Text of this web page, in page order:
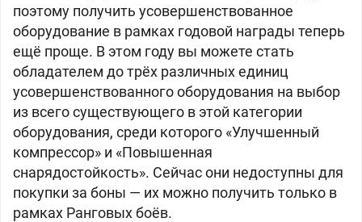
поэтому получить усовершенствованное
оборудование в рамках годовой награды теперь
ещё проще. В этом году вы можете стать
обладателем до трёх различных единиц
усовершенствованного оборудования на выбор
из всего существующего в этой категории
оборудования, среди которого «Улучшенный
компрессор» и «Повышенная
снарядостойкость». Сейчас они недоступны для
покупки за боны — их можно получить только в
рамках Ранговых боёв.